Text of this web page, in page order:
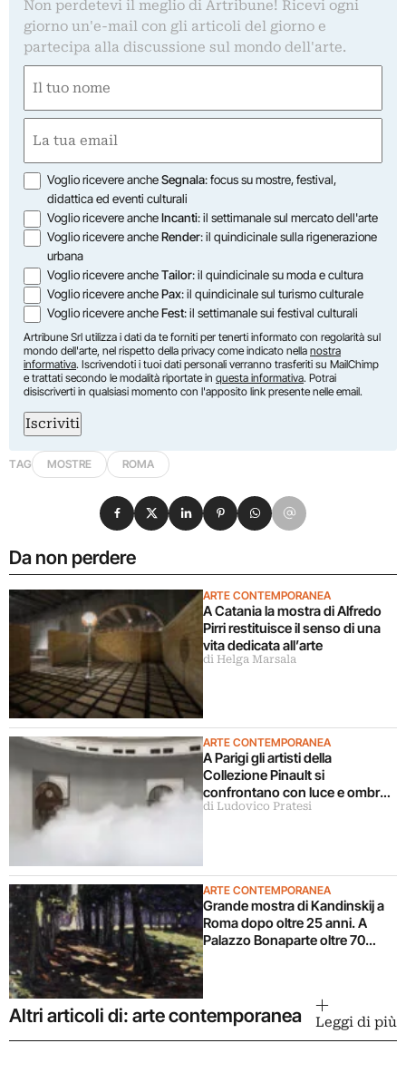
Non perdetevi il meglio di Artribune! Ricevi ogni
giorno un'e-mail con gli articoli del giorno e
partecipa alla discussione sul mondo dell'arte.
(Obbligatorio)
Nome
(Obbligatorio)
Opzioni
Voglio ricevere ancheSegnala: focus su mostre, festival,
didattica ed eventi culturali
Voglio ricevere ancheIncanti: il settimanale sul mercato dell'arte
Voglio ricevere ancheRender: il quindicinale sulla rigenerazione
urbana
Voglio ricevere ancheTailor: il quindicinale su moda e cultura
Voglio ricevere anchePax: il quindicinale sul turismo culturale
Voglio ricevere ancheFest: il settimanale sui festival culturali
Artribune Srl utilizza i dati da te forniti per tenerti informato con regolarità sul
mondo dell'arte, nel rispetto della privacy come indicato nella nostra
informativa. Iscrivendoti i tuoi dati personali verranno trasferiti su MailChimp
e trattati secondo le modalità riportate in questa informativa. Potrai
disiscriverti in qualsiasi momento con l'apposito link presente nelle email.
Iscriviti
TAG MOSTRE ROMA
Da non perdere
ARTE CONTEMPORANEA
A Catania la mostra di Alfredo
Pirri restituisce il senso di una
vita dedicata all’arte
di Helga Marsala
ARTE CONTEMPORANEA
A Parigi gli artisti della
Collezione Pinault si
confrontano con luce e ombra
in una grande mostra
di Ludovico Pratesi
ARTE CONTEMPORANEA
Grande mostra di Kandinskij a
Roma dopo oltre 25 anni. A
Palazzo Bonaparte oltre 70
Condividi su Facebook
Condividi su X
Condividi su LinkedIn
Condividi su Pinterest
Condividi su WhatsApp
Condividi su Email
Altri articoli di: arte contemporanea Leggi di più